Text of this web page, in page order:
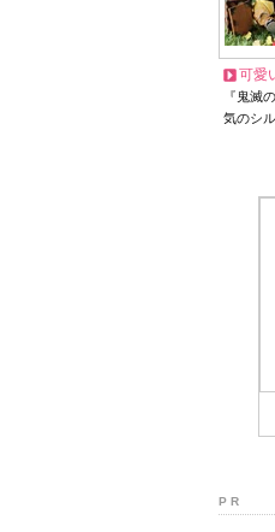
可愛
『鬼滅
気のシ
P R